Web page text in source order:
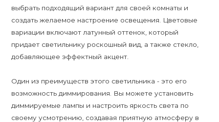
выбрать подходящий вариант для своей комнаты и
создать желаемое настроение освещения. Цветовые
вариации включают латунный оттенок, который
придает светильнику роскошный вид, а также стекло,
добавляющее эффектный акцент.
Один из преимуществ этого светильника - это его
возможность диммирования. Вы можете установить
диммируемые лампы и настроить яркость света по
своему усмотрению, создавая приятную атмосферу в